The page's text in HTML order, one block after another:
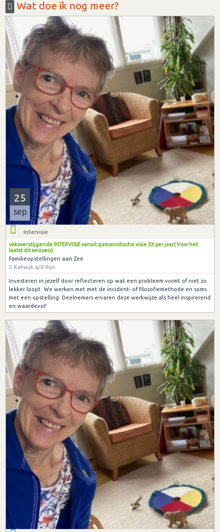
Wat doe ik nog meer?
25
sep
Intervisie
vakoverstijgende INTERVISIE vanuit sjamanistische visie 3X per jaar( Voor het
laatst dit seizoen)
Familieopstellingen aan Zee
Katwijk a/d Rijn
Investeren in jezelf door reflecteren op wat een probleem vormt of niet zo
lekker loopt. We werken met met de incident- of filosofiemethode en soms
met een opstelling. Deelnemers ervaren deze werkwijze als heel inspirerend
en waardevol!